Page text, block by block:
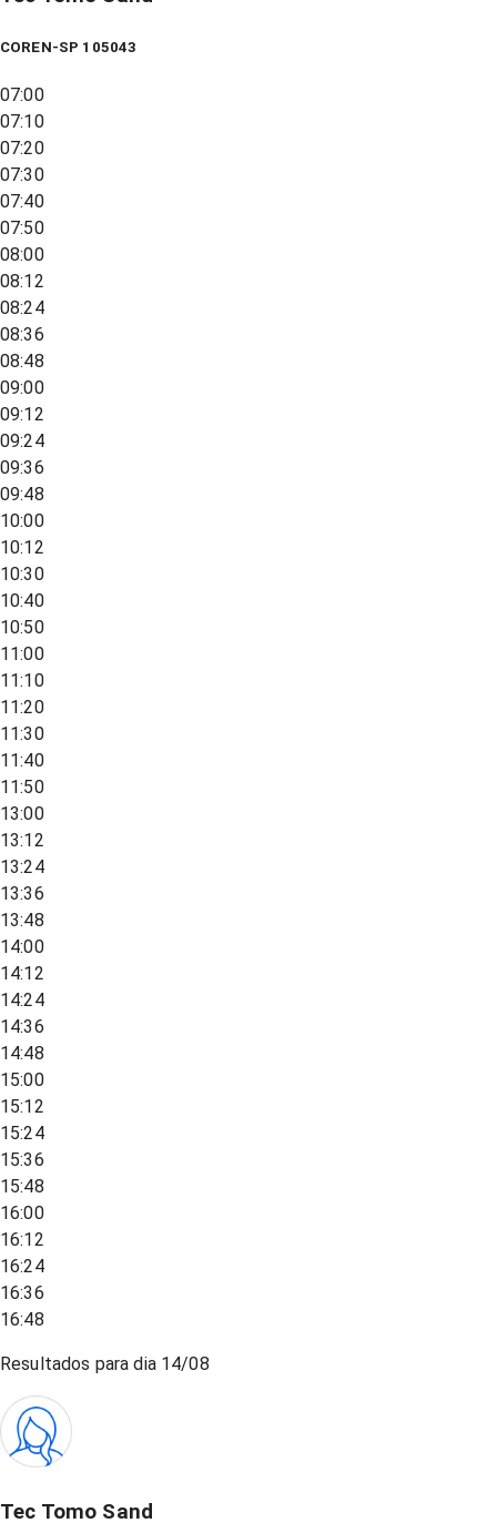
COREN-SP 105043
07:00
07:10
07:20
07:30
07:40
07:50
08:00
08:12
08:24
08:36
08:48
09:00
09:12
09:24
09:36
09:48
10:00
10:12
10:30
10:40
10:50
11:00
11:10
11:20
11:30
11:40
11:50
13:00
13:12
13:24
13:36
13:48
14:00
14:12
14:24
14:36
14:48
15:00
15:12
15:24
15:36
15:48
16:00
16:12
16:24
16:36
16:48
Resultados para dia 14/08
Tec Tomo Sand